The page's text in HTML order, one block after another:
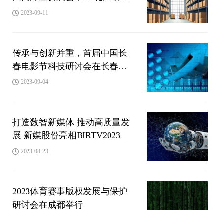
超高清技术迈向新视界
2023-09-11
传承与创新并重，首届中国长
春电影节科技研讨会在长春举
行 2023-09-04
打造数智新媒体 推动高质量发
展 新媒股份亮相BIRTV2023
2023-08-23
2023体育赛事版权发展与保护
研讨会在成都举行